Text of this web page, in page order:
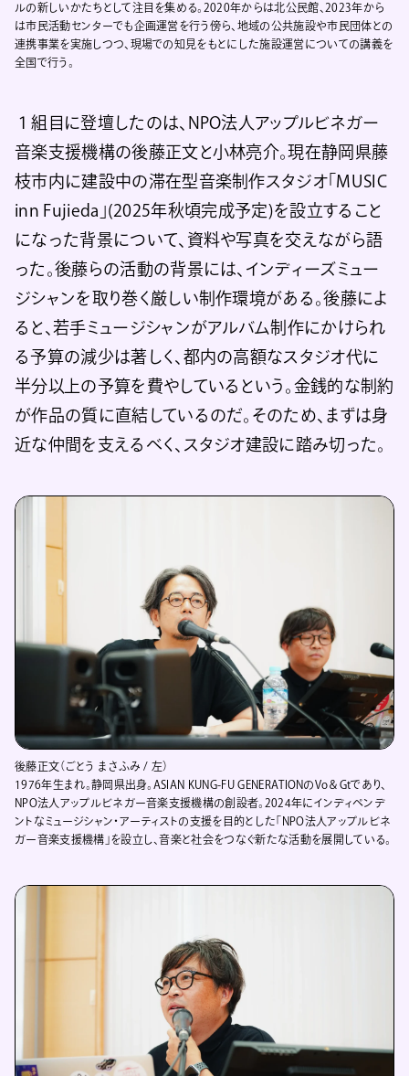
ルの新しいかたちとして注目を集める。2020年からは北公民館、2023年から
は市民活動センターでも企画運営を行う傍ら、地域の公共施設や市民団体との
連携事業を実施しつつ、現場での知見をもとにした施設運営についての講義を
全国で行う。
１組目に登壇したのは、NPO法人アップルビネガー
音楽支援機構の後藤正文と小林亮介。現在静岡県藤
枝市内に建設中の滞在型音楽制作スタジオ「MUSIC
inn Fujieda」(2025年秋頃完成予定)を設立すること
になった背景について、資料や写真を交えながら語
った。後藤らの活動の背景には、インディーズミュー
ジシャンを取り巻く厳しい制作環境がある。後藤によ
ると、若手ミュージシャンがアルバム制作にかけられ
る予算の減少は著しく、都内の高額なスタジオ代に
半分以上の予算を費やしているという。金銭的な制約
が作品の質に直結しているのだ。そのため、まずは身
近な仲間を支えるべく、スタジオ建設に踏み切った。
後藤正文（ごとう まさふみ / 左）
1976年生まれ。静岡県出身。ASIAN KUNG-FU GENERATIONのVo＆Gtであり、
NPO法人アップルビネガー音楽支援機構の創設者。2024年にインディペンデ
ントなミュージシャン・アーティストの支援を目的とした「NPO法人アップルビネ
ガー音楽支援機構」を設立し、音楽と社会をつなぐ新たな活動を展開している。